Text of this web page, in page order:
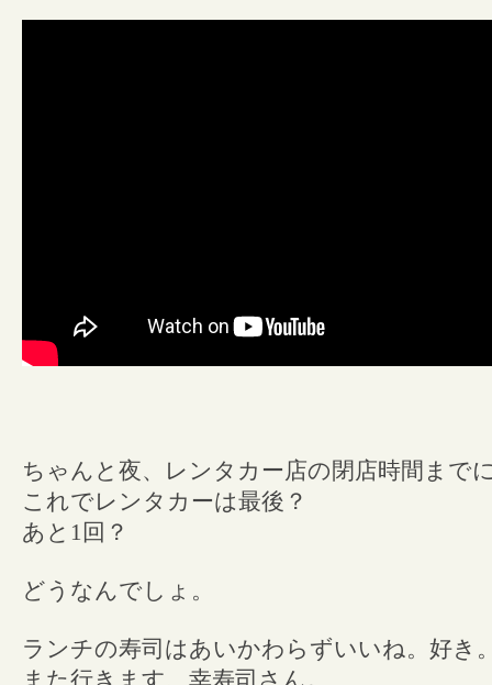
ちゃんと夜、レンタカー店の閉店時間まで
これでレンタカーは最後？
あと1回？
どうなんでしょ。
ランチの寿司はあいかわらずいいね。好き
また行きます、幸寿司さん。